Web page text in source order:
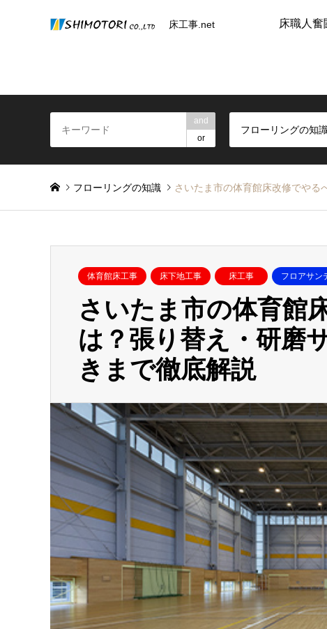
床工事.net 床職人奮
and
or
フローリングの知
フローリングの知識 さいたま市の体育館床改修でやる
体育館床工事 床下地工事 床工事 フロアサン
さいたま市の体育館
は？張り替え・研磨
きまで徹底解説